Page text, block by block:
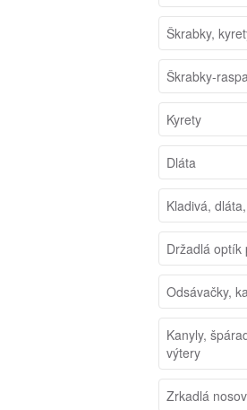
Škrabky,
Škrabky-
Kyrety
Dláta
Kladivá,
Držadlá optík
Odsávačky,
Kanyly,
výtery
Zrkadlá